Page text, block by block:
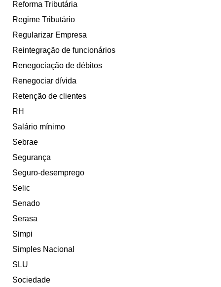
Reforma Tributária
Regime Tributário
Regularizar Empresa
Reintegração de funcionários
Renegociação de débitos
Renegociar dívida
Retenção de clientes
RH
Salário mínimo
Sebrae
Segurança
Seguro-desemprego
Selic
Senado
Serasa
Simpi
Simples Nacional
SLU
Sociedade